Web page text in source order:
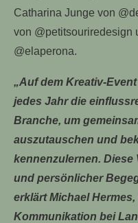
Catharina Junge von
von @petitsouriredesign
@elaperona.
„Auf dem Kreativ-Event
jedes Jahr die
Branche, um
auszutauschen und
kennenzulernen. Diese
und persönlicher
erklärt Michael
Kommunikation bei